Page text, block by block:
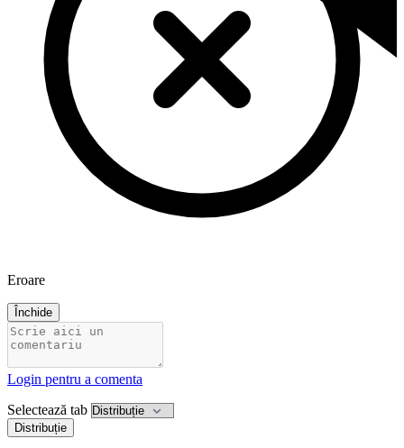
Eroare
Închide
Login pentru a comenta
Selectează tab
Distribuție